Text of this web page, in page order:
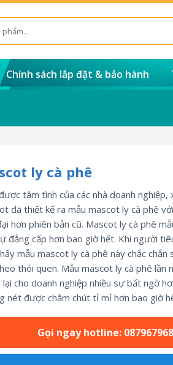
Chính sách lắp đặt & bảo hành
ly cà phê
tâm tình của các nhà doanh nghiệp,
đã thiết kế ra mẫu mascot ly cà phê
hơn phiên bản cũ. Mascot ly cà phê
đẳng cấp hơn bao giờ hết. Khi người
mẫu mascot ly cà phê này chắc chắn
thói quen. Mẫu mascot ly cà phê lần
lại cho doanh nghiệp nhiều sự bất ngờ
nét được chăm chút tỉ mỉ hơn bao giờ
Gọi ngay hotline: